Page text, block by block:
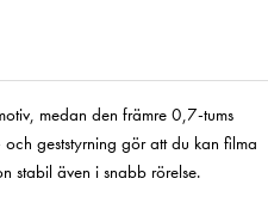
medan den främre 0,7-tums
geststyrning gör att du kan filma
stabil även i snabb rörelse.